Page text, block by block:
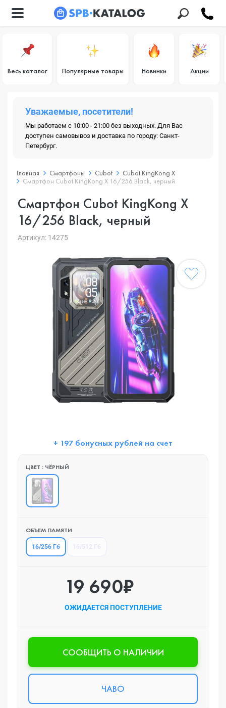
Весь каталог Популярные товары Новинки Акции
Уважаемые, посетители!
Мы работаем с 10:00 - 21:00 без выходных. Для Вас
доступен самовывоз и доставка по городу: Санкт-
Петербург.
Главная Смартфоны Cubot
Cubot KingKong X
Смартфон Cubot KingKong X 16/256 Black, черный
Смартфон Cubot KingKong X
16/256 Black, черный
Артикул: 14275
+ 197 бонусных рублей на счет
ЦВЕТ : ЧЁРНЫЙ
ОБЪЕМ ПАМЯТИ
16/256 Гб
19 690₽
ОЖИДАЕТСЯ ПОСТУПЛЕНИЕ
CООБЩИТЬ О НАЛИЧИИ
ЧАВО